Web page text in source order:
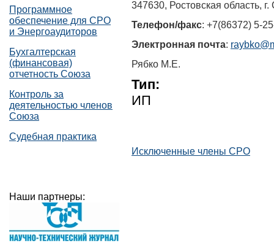
Программное
обеспечение для СРО
и Энергоаудиторов
Бухгалтерская
(финансовая)
отчетность Союза
Контроль за
деятельностью членов
Союза
Судебная практика
Наши партнеры:
347630, Ростовская область,
Телефон/факс: +7(86372) 5-
Электронная почта:
Рябко М.Е.
Тип:
ИП
Исключенные члены СРО